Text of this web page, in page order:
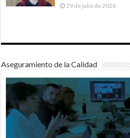
29 de julio de 2026
Aseguramiento de la Calidad